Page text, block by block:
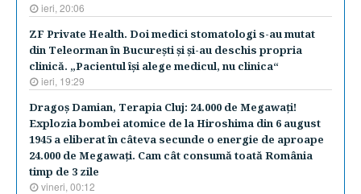
ieri, 20:06
ZF Private Health. Doi medici stomatologi s-au mutat
din Teleorman în Bucureşti şi şi-au deschis propria
clinică. „Pacientul îşi alege medicul, nu clinica“
ieri, 19:29
Dragoş Damian, Terapia Cluj: 24.000 de Megawaţi!
Explozia bombei atomice de la Hiroshima din 6 august
1945 a eliberat în câteva secunde o energie de aproape
24.000 de Megawaţi. Cam cât consumă toată România
timp de 3 zile
vineri, 00:12